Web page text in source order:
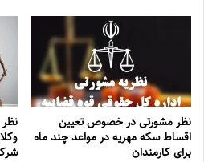
نظر مشورتی در خصوص تعیین
اقساط سکه مهریه در مواعد چند ماه
برای کارمندان